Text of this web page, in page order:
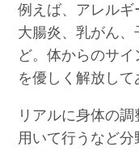
例えば、アレル
大腸炎、乳がん
ど。体からのサ
を優しく解放して
リアルに身体の
用いて行うなど分